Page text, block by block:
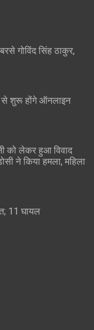
गोविंद सिंह ठाकुर,
से शुरू होंगे ऑनलाइन
को लेकर हुआ विवाद
ने किया हमला, महिला
11 घायल